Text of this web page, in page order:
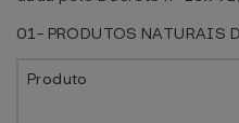
01- PRODUTOS NATURAIS
Produto